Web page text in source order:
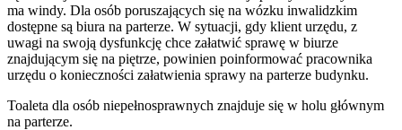
ma windy. Dla osób poruszających się na wózku inwalidzkim
dostępne są biura na parterze. W sytuacji, gdy klient urzędu, z
uwagi na swoją dysfunkcję chce załatwić sprawę w biurze
znajdującym się na piętrze, powinien poinformować pracownika
urzędu o konieczności załatwienia sprawy na parterze budynku.
Toaleta dla osób niepełnosprawnych znajduje się w holu głównym
na parterze.